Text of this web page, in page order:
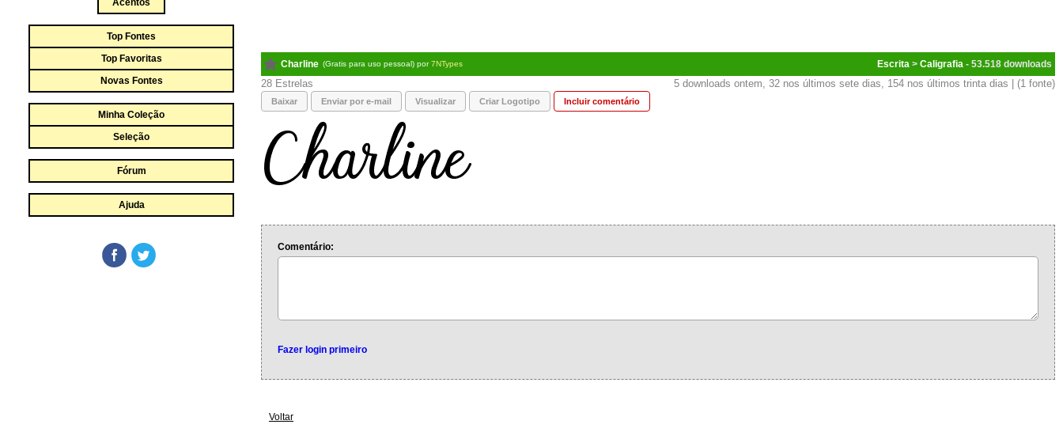
Acentos
Top Fontes
Top Favoritas
Novas Fontes
Minha Coleção
Seleção
Fórum
Ajuda
Charline (Gratis para uso pessoal) por7NTypes Escrita > Caligrafia - 53.518
28 5 downloads ontem, 32 nos últimos sete dias, 154 nos últimos trinta dias | (1 fonte)
Baixar Enviar por e-mail Visualizar Criar Logotipo Incluir comentário
Comentário:
Fazer login primeiro
Voltar